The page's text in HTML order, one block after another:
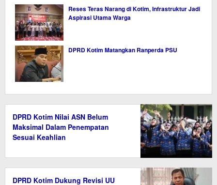
Reses Teras Narang di Kotim, Infrastruktur Jadi
Aspirasi Utama Warga
DPRD Kotim Matangkan Ranperda PSU
DPRD Kotim Nilai ASN Belum
Maksimal Dalam Penempatan
Sesuai Keahlian
DPRD Kotim Dukung Revisi UU